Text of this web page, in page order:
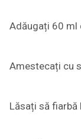
Adăugați 60 ml
Amestecați cu
Lăsați să fiarbă